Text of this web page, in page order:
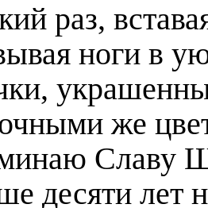
раз,
ноги в
же
Славу
десяти лет